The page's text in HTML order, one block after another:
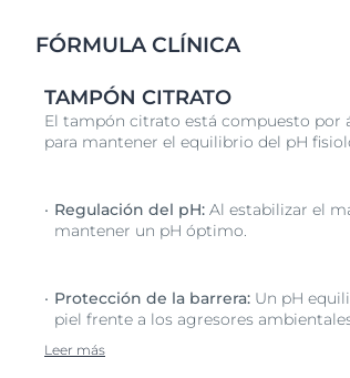
FÓRMULA CLÍNICA
TAMPÓN CITRATO
El tampón citrato está compuesto por
para mantener el equilibrio del pH
Regulación del pH: Al estabilizar el
mantener un pH óptimo.
Protección de la barrera: Un pH
piel frente a los agresores
Leer más